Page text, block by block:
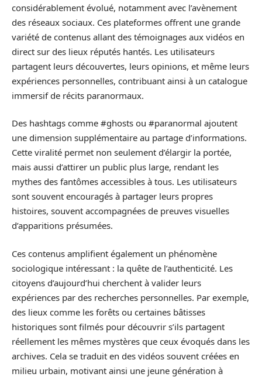
considérablement évolué, notamment avec l’avènement
des réseaux sociaux. Ces plateformes offrent une grande
variété de contenus allant des témoignages aux vidéos en
direct sur des lieux réputés hantés. Les utilisateurs
partagent leurs découvertes, leurs opinions, et même leurs
expériences personnelles, contribuant ainsi à un catalogue
immersif de récits paranormaux.
Des hashtags comme #ghosts ou #paranormal ajoutent
une dimension supplémentaire au partage d’informations.
Cette viralité permet non seulement d’élargir la portée,
mais aussi d’attirer un public plus large, rendant les
mythes des fantômes accessibles à tous. Les utilisateurs
sont souvent encouragés à partager leurs propres
histoires, souvent accompagnées de preuves visuelles
d’apparitions présumées.
Ces contenus amplifient également un phénomène
sociologique intéressant : la quête de l’authenticité. Les
citoyens d’aujourd’hui cherchent à valider leurs
expériences par des recherches personnelles. Par exemple,
des lieux comme les forêts ou certaines bâtisses
historiques sont filmés pour découvrir s’ils partagent
réellement les mêmes mystères que ceux évoqués dans les
archives. Cela se traduit en des vidéos souvent créées en
milieu urbain, motivant ainsi une jeune génération à